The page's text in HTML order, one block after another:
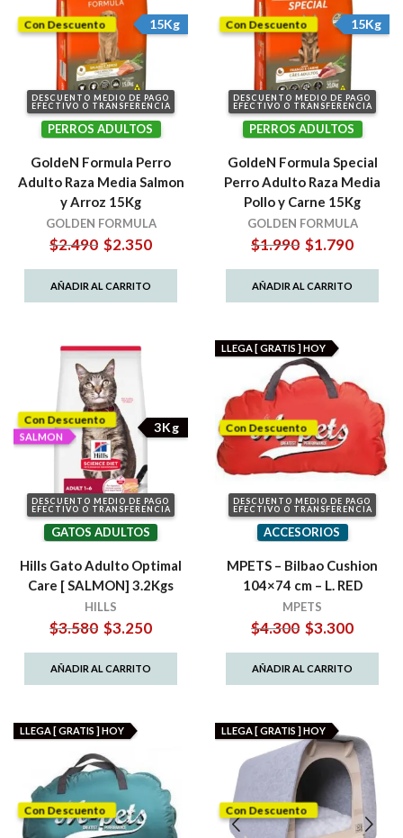
DESCUENTO MEDIO DE PAGO
EFECTIVO O TRANSFERENCIA
Con Descuento 15Kg
PERROS ADULTOS
GoldeN Formula Perro
Adulto Raza Media Salmon
y Arroz 15Kg
GOLDEN FORMULA
$2.490 El
era:
$2.350El
AÑADIR AL CARRITO
DESCUENTO MEDIO DE PAGO
EFECTIVO O TRANSFERENCIA
Con Descuento 15Kg
PERROS ADULTOS
GoldeN Formula Special
Perro Adulto Raza Media
Pollo y Carne 15Kg
GOLDEN FORMULA
$1.990 El
era:
$1.790El
AÑADIR AL CARRITO
DESCUENTO MEDIO DE PAGO
EFECTIVO O TRANSFERENCIA
Con Descuento
SALMON
3Kg
GATOS ADULTOS
Hills Gato Adulto Optimal
Care [ SALMON] 3.2Kgs
HILLS
$3.580 El
precio
original
era:
$3.250El
actual
AÑADIR AL CARRITO
DESCUENTO MEDIO DE PAGO
EFECTIVO O TRANSFERENCIA
Con Descuento
LLEGA [ GRATIS ] HOY
ACCESORIOS
MPETS – Bilbao Cushion
104×74 cm – L. RED
MPETS
$4.300 El
precio
original
era:
$3.300El
actual
AÑADIR AL CARRITO
Con Descuento
LLEGA [ GRATIS ] HOY
Con Descuento
LLEGA [ GRATIS ] HOY